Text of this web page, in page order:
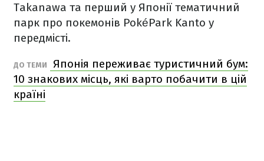
Takanawa та перший у Японії тематичний
парк про покемонів PokéPark Kanto у
передмісті.
ДО ТЕМИ
Японія переживає туристичний бум:
10 знакових місць, які варто побачити в цій
країні